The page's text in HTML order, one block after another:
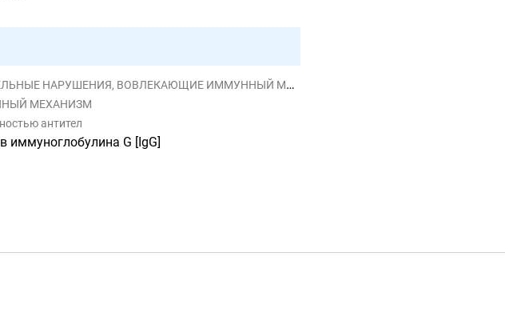
НАРУШЕНИЯ, ВОВЛЕКАЮЩИЕ ИММУННЫЙ МЕХАНИЗМ
МЕХАНИЗМ
антител
иммуноглобулина G [IgG]